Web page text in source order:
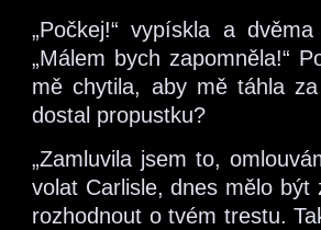
„Počkej!“ vypískla a
„Málem bych zapomněla!“
mě chytila, aby mě táhla
dostal propustku?
„Zamluvila jsem to,
volat Carlisle, dnes mělo
rozhodnout o tvém trestu.